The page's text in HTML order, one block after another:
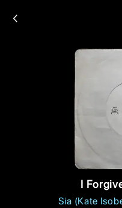
I
Sia (Kate